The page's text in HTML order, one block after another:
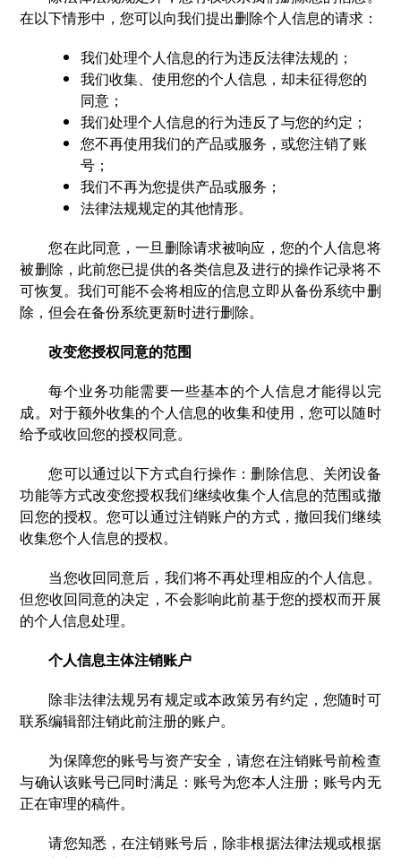
在以下情形中，您可以向我们提出删除个人信息的请求：
我们处理个人信息的行为违反法律法规的；
我们收集、使用您的个人信息，却未征得您的
同意；
我们处理个人信息的行为违反了与您的约定；
您不再使用我们的产品或服务，或您注销了账
号；
我们不再为您提供产品或服务；
法律法规规定的其他情形。
您在此同意，一旦删除请求被响应，您的个人信息将
被删除，此前您已提供的各类信息及进行的操作记录将不
可恢复。我们可能不会将相应的信息立即从备份系统中删
除，但会在备份系统更新时进行删除。
改变您授权同意的范围
每个业务功能需要一些基本的个人信息才能得以完
成。对于额外收集的个人信息的收集和使用，您可以随时
给予或收回您的授权同意。
您可以通过以下方式自行操作：删除信息、关闭设备
功能等方式改变您授权我们继续收集个人信息的范围或撤
回您的授权。您可以通过注销账户的方式，撤回我们继续
收集您个人信息的授权。
当您收回同意后，我们将不再处理相应的个人信息。
但您收回同意的决定，不会影响此前基于您的授权而开展
的个人信息处理。
个人信息主体注销账户
除非法律法规另有规定或本政策另有约定，您随时可
联系编辑部注销此前注册的账户。
为保障您的账号与资产安全，请您在注销账号前检查
与确认该账号已同时满足：账号为您本人注册；账号内无
正在审理的稿件。
请您知悉，在注销账号后，除非根据法律法规或根据